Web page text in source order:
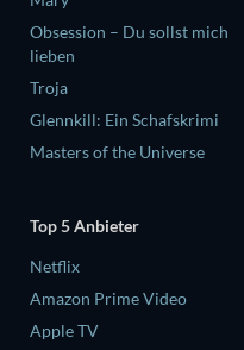
Obsession – Du sollst mich
lieben
Troja
Glennkill: Ein Schafskrimi
Masters of the Universe
Top 5 Anbieter
Netflix
Amazon Prime Video
Apple TV